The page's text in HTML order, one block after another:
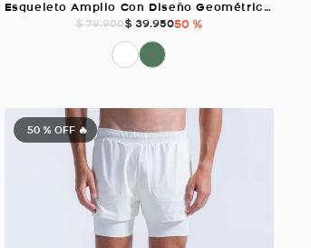
Esqueleto Amplio Con Diseño Geométrico, Color Blanco Para Hombre
$ 79.900$ 39.95050 %
50 % OFF 🔥